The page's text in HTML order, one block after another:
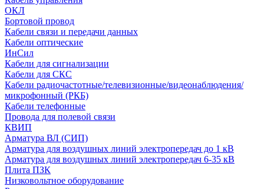
ОКЛ
Бортовой провод
Кабели связи и передачи данных
Кабели оптические
ИнСил
Кабели для сигнализации
Кабели для СКС
Кабели радиочастотные/телевизионные/видеонаблюдения/
микрофонный (РКБ)
Кабели телефонные
Провода для полевой связи
КВИП
Арматура ВЛ (СИП)
Арматура для воздушных линий электропередач до 1 кВ
Арматура для воздушных линий электропередач 6-35 кВ
Плита ПЗК
Низковольтное оборудование